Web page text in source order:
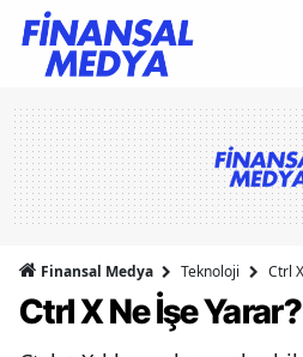
Finansal Medya Teknoloji Ctrl
Ctrl X Ne İşe Yarar?